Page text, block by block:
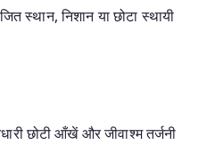
स्थान, निशान या छोटा स्थायी
छोटी आँखें और जीवाश्म तर्जनी